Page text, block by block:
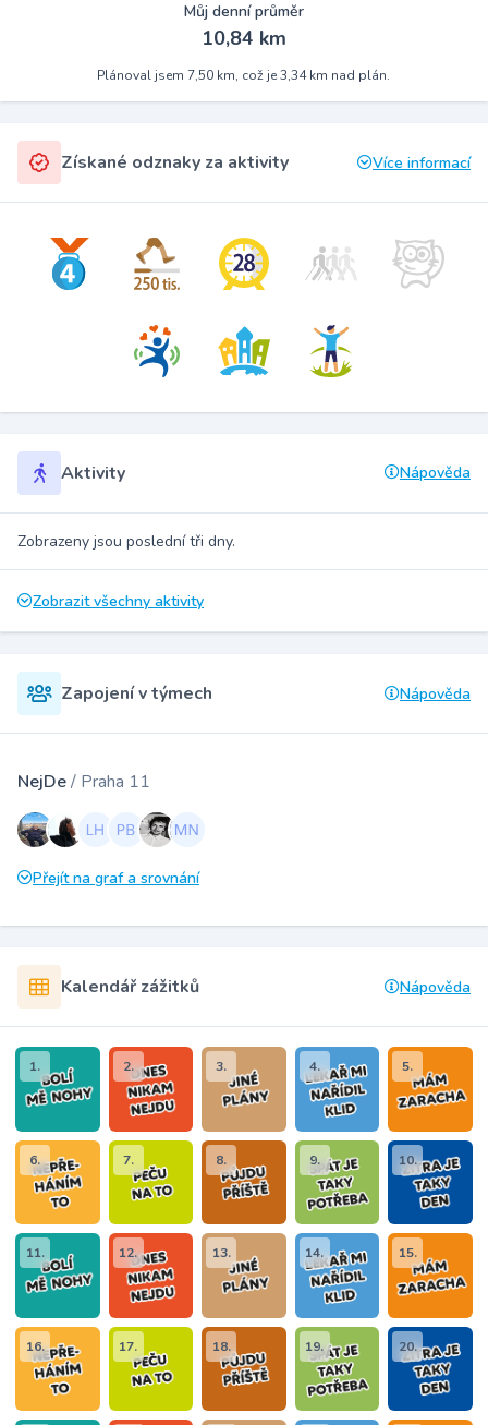
Můj denní průměr
10,84 km
Plánoval jsem 7,50 km, což je 3,34 km nad plán.
Získané odznaky za aktivity Více informací
Aktivity Nápověda
Zobrazeny jsou poslední tři dny.
Zobrazit všechny aktivity
Zapojení v týmech Nápověda
NejDe/ Praha 11
Přejít na graf a srovnání
Kalendář zážitků Nápověda
1. 2. 3. 4. 5.
6. 7. 8. 9. 10.
11. 12. 13. 14. 15.
16. 17. 18. 19. 20.